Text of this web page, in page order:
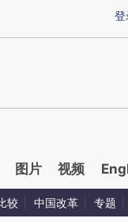
炼总结而成，可能与原
登
图片 视频
较 中国改革 专题